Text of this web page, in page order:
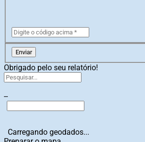
Enviar
Obrigado pelo seu relatório!
--
Carregando geodados...